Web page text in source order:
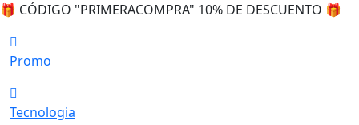
🎁 CÓDIGO "PRIMERACOMPRA" 10% DE DESCUENTO 🎁
Promo
Tecnologia